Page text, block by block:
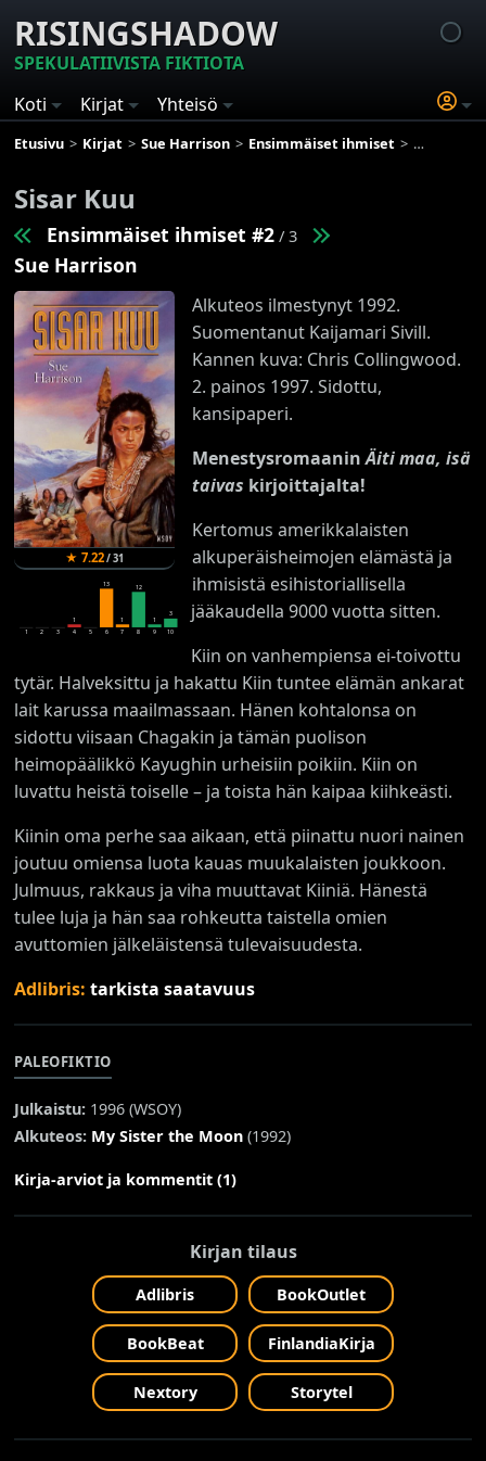
RISINGSHADOW
SPEKULATIIVISTA FIKTIOTA
Koti
Kirjat Yhteisö
Etusivu Kirjat Sue Harrison Ensimmäiset ihmiset Sisar Kuu
Sisar Kuu
Ensimmäiset ihmiset #2 / 3
Sue Harrison
★7.22/31
1 2 3
1
4
5
13
6
1
7
12
8
1
9
3
10
Alkuteos ilmestynyt 1992.
Suomentanut Kaijamari Sivill.
Kannen kuva: Chris Collingwood.
2. painos 1997. Sidottu,
kansipaperi.
MenestysromaaninÄiti maa, isä
taivas kirjoittajalta!
Kertomus amerikkalaisten
alkuperäisheimojen elämästä ja
ihmisistä esihistoriallisella
jääkaudella 9000 vuotta sitten.
Kiin on vanhempiensa ei-toivottu
tytär. Halveksittu ja hakattu Kiin tuntee elämän ankarat
lait karussa maailmassaan. Hänen kohtalonsa on
sidottu viisaan Chagakin ja tämän puolison
heimopäälikkö Kayughin urheisiin poikiin. Kiin on
luvattu heistä toiselle – ja toista hän kaipaa kiihkeästi.
Kiinin oma perhe saa aikaan, että piinattu nuori nainen
joutuu omiensa luota kauas muukalaisten joukkoon.
Julmuus, rakkaus ja viha muuttavat Kiiniä. Hänestä
tulee luja ja hän saa rohkeutta taistella omien
avuttomien jälkeläistensä tulevaisuudesta.
Adlibris:tarkista saatavuus
PALEOFIKTIO
Julkaistu: 1996 (WSOY)
Alkuteos: My Sister the Moon (1992)
Kirja-arviot ja kommentit (1)
Kirjan tilaus
Adlibris BookOutlet
BookBeat FinlandiaKirja
Nextory Storytel